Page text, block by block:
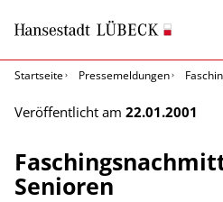
Startseite
Pressemeldungen
Veröffentlicht am 22.01.2001
Senioren